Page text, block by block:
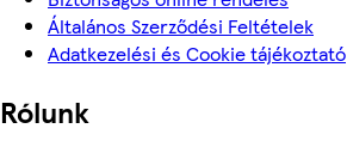
Általános Szerződési Feltételek
Adatkezelési és Cookie tájékoztató
Rólunk